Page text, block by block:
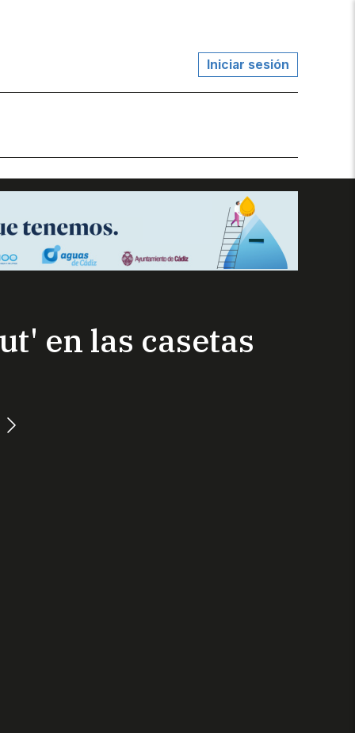
Iniciar sesión
en las casetas